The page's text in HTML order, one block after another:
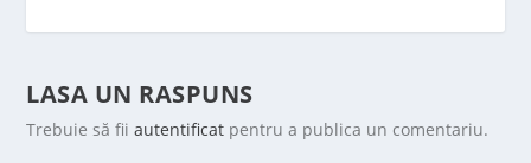
LASA UN RASPUNS
Trebuie să fiiautentificat pentru a publica un comentariu.